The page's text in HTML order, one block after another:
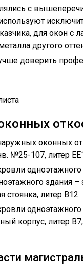
с
для окон с
другого
доверить
оконных
№25-107, литер
здания –
стоянка, литер В12.
корпус, литер